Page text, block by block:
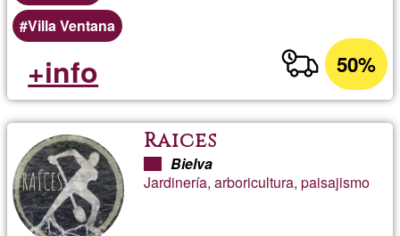
Villa Ventana
50%
+info
Raices
Bielva
Jardinería, arboricultura, paisajismo